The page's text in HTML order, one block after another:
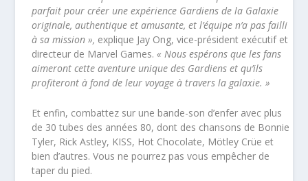
parfait pour créer une expérience Gardiens de la Galaxie
originale, authentique et amusante, et l’équipe n’a pas failli
à sa mission », explique Jay Ong, vice-président exécutif et
directeur de Marvel Games.« Nous espérons que les fans
aimeront cette aventure unique des Gardiens et qu’ils
profiteront à fond de leur voyage à travers la galaxie. »
Et enfin, combattez sur une bande-son d’enfer avec plus
de 30 tubes des années 80, dont des chansons de Bonnie
Tyler, Rick Astley, KISS, Hot Chocolate, Mötley Crüe et
bien d’autres. Vous ne pourrez pas vous empêcher de
taper du pied.